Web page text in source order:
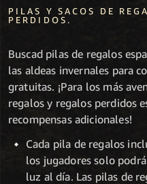
PILAS Y SACOS DE
PERDIDOS.
Buscad pilas de regalos
las aldeas invernales para
gratuitas. ¡Para los más
regalos y regalos perdidos
recompensas adicionales!
Cada pila de regalos
los jugadores solo
luz al día. Las pilas de